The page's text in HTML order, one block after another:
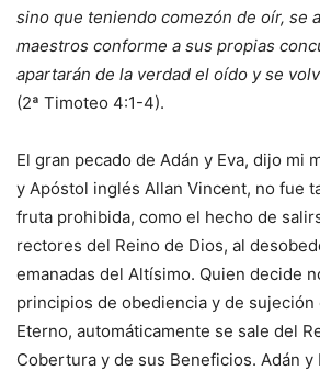
sino que teniendo comezón de oír, se
maestros conforme a sus propias
apartarán de la verdad el oído y se
(2ª Timoteo 4:1-4).
El gran pecado de Adán y Eva, dijo mi
y Apóstol inglés Allan Vincent, no fue
fruta prohibida, como el hecho de
rectores del Reino de Dios, al
emanadas del Altísimo. Quien decide
principios de obediencia y de
Eterno, automáticamente se sale del
Cobertura y de sus Beneficios. Adán